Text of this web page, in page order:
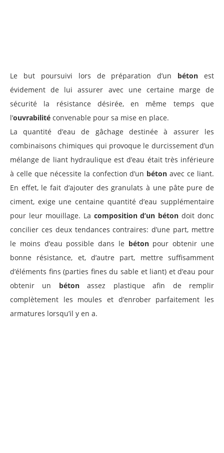
Le but poursuivi lors de préparation d’un béton est
évidement de lui assurer avec une certaine marge de
sécurité la résistance désirée, en même temps que
l’ouvrabilité convenable pour sa mise en place.
La quantité d’eau de gâchage destinée à assurer les
combinaisons chimiques qui provoque le durcissement d’un
mélange de liant hydraulique est d’eau était très inférieure
à celle que nécessite la confection d’un béton avec ce liant.
En effet, le fait d’ajouter des granulats à une pâte pure de
ciment, exige une centaine quantité d’eau supplémentaire
pour leur mouillage. La composition d’un béton doit donc
concilier ces deux tendances contraires: d’une part, mettre
le moins d’eau possible dans le bétonpour obtenir une
bonne résistance, et, d’autre part, mettre suffisamment
d’éléments fins (parties fines du sable et liant) et d’eau pour
obtenir un bétonassez plastique afin de remplir
complètement les moules et d’enrober parfaitement les
armatures lorsqu’il y en a.